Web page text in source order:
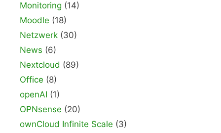
Monitoring (14)
Moodle (18)
Netzwerk (30)
News (6)
Nextcloud (89)
Office (8)
openAI (1)
OPNsense (20)
ownCloud Infinite Scale (3)